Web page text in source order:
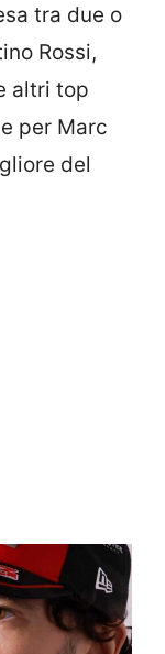
tra due o
Rossi,
altri top
per Marc
del